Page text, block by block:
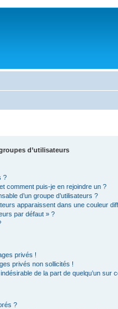
d’utilisateurs
?
comment puis-je en rejoindre un ?
d’un groupe d’utilisateurs ?
apparaissent dans une couleur
par défaut » ?
privés !
privés non sollicités !
de la part de quelqu’un sur
?